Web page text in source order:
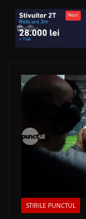
STIRILE PUNCTUL